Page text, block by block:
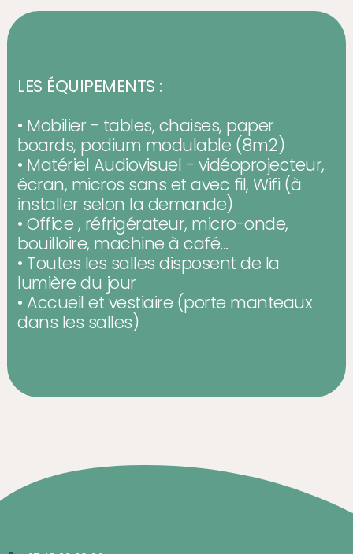
LES ÉQUIPEMENTS :
• Mobilier - tables, chaises, paper
boards, podium modulable (8m2)
• Matériel Audiovisuel - vidéoprojecteur,
écran, micros sans et avec fil, Wifi (à
installer selon la demande)
• Office , réfrigérateur, micro-onde,
bouilloire, machine à café...
• Toutes les salles disposent de la
lumière du jour
• Accueil et vestiaire (porte manteaux
dans les salles)